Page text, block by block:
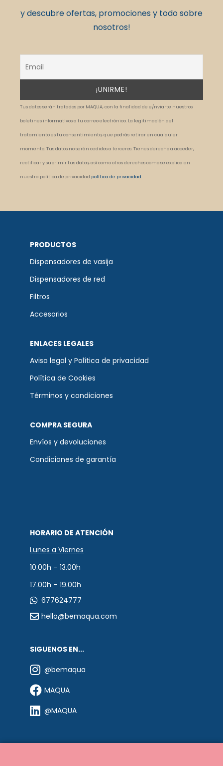
y descubre ofertas, promociones y todo sobre
nosotros!
Tus datos serán tratados por MAQUA, con la finalidad de e/nviarte nuestros
boletines informativos a tu correo electrónico. La legitimación del
tratamiento es tu consentimiento, que podrás retirar en cualquier
momento. Tus datos no serán cedidos a terceros. Tienes derecho a acceder,
rectificar y suprimir tus datos, así como otros derechos como se explica en
nuestra política de privacidad política de privacidad.
PRODUCTOS
Dispensadores de vasija
Dispensadores de red
Filtros
Accesorios
ENLACES LEGALES
Aviso legal y Política de privacidad
Política de Cookies
Términos y condiciones
COMPRA SEGURA
Envíos y devoluciones
Condiciones de garantía
HORARIO DE ATENCIÓN
Lunes a Viernes
10.00h – 13.00h
17.00h – 19.00h
677624777
hello@bemaqua.com
SIGUENOS EN...
@bemaqua
MAQUA
@MAQUA